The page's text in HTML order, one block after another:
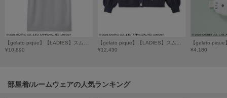
PUMA
プーマ
Reebok
¥10,890
¥12,430
¥4,180
部屋着/ルームウェアの人気ランキング